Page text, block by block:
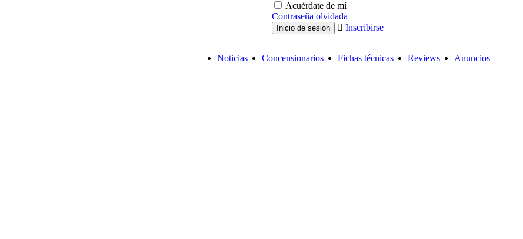
Acuérdate de mí
Contraseña olvidada
Inscribirse
Anuncios
Reviews
Fichas técnicas
Concensionarios
Noticias